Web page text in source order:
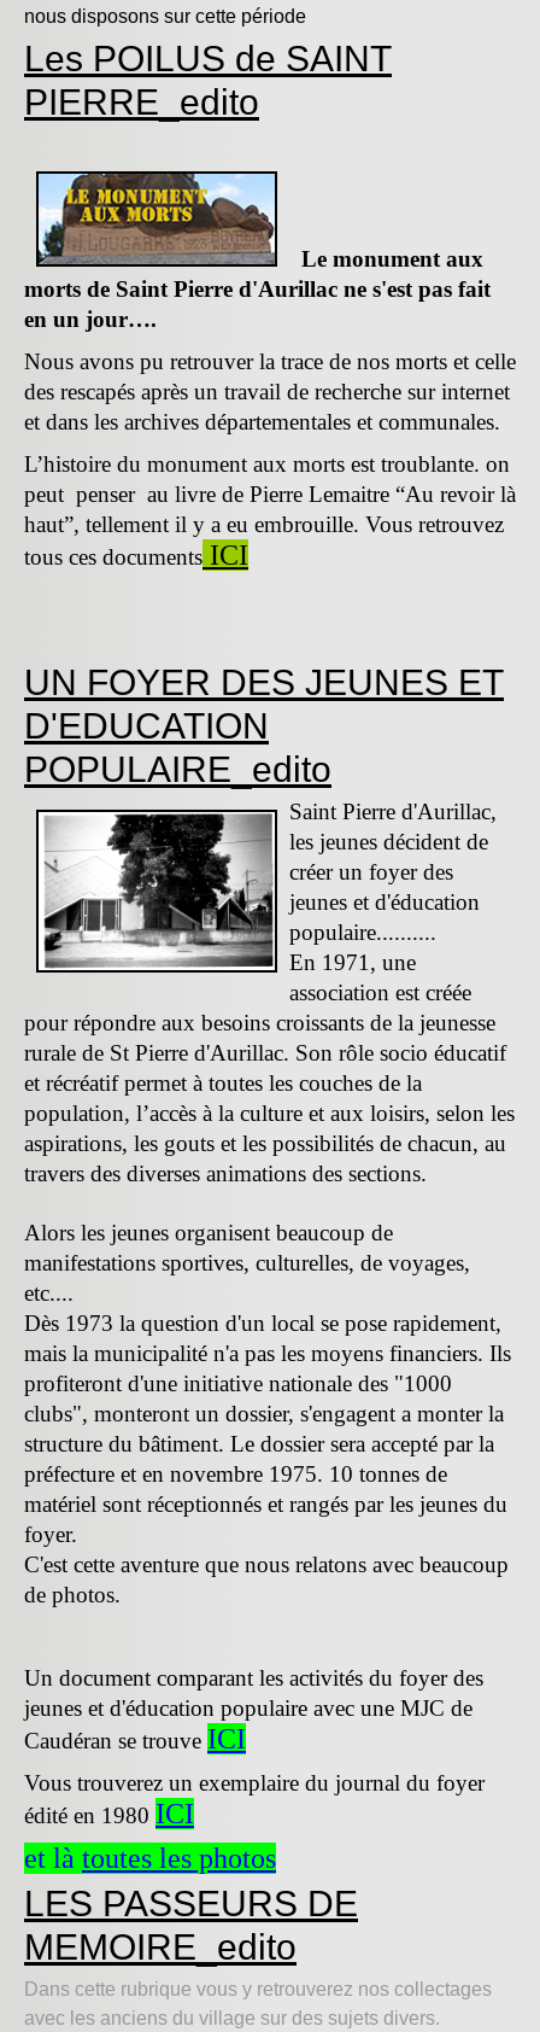
nous disposons sur cette période
Les POILUS de SAINT
PIERRE_edito
Le monument aux
morts de Saint Pierre d'Aurillac ne s'est pas fait
en un jour….
Nous avons pu retrouver la trace de nos morts et celle
des rescapés après un travail de recherche sur internet
et dans les archives départementales et communales.
L’histoire du monument aux morts est troublante. on
peut penser au livre de Pierre Lemaitre “Au revoir là
haut”, tellement il y a eu embrouille. Vous retrouvez
tous ces documents ICI
UN FOYER DES JEUNES ET
D'EDUCATION
POPULAIRE_edito
Saint Pierre d'Aurillac,
les jeunes décident de
créer un foyer des
jeunes et d'éducation
populaire..........
En 1971, une
association est créée
pour répondre aux besoins croissants de la jeunesse
rurale de St Pierre d'Aurillac. Son rôle socio éducatif
et récréatif permet à toutes les couches de la
population, l’accès à la culture et aux loisirs, selon les
aspirations, les gouts et les possibilités de chacun, au
travers des diverses animations des sections.
Alors les jeunes organisent beaucoup de
manifestations sportives, culturelles, de voyages,
etc....
Dès 1973 la question d'un local se pose rapidement,
mais la municipalité n'a pas les moyens financiers. Ils
profiteront d'une initiative nationale des "1000
clubs", monteront un dossier, s'engagent a monter la
structure du bâtiment. Le dossier sera accepté par la
préfecture et en novembre 1975. 10 tonnes de
matériel sont réceptionnés et rangés par les jeunes du
foyer.
C'est cette aventure que nous relatons avec beaucoup
de photos.
Un document comparant les activités du foyer des
jeunes et d'éducation populaire avec une MJC de
Caudéran se trouve ICI
Vous trouverez un exemplaire du journal du foyer
édité en 1980 ICI
et là toutes les photos
LES PASSEURS DE
MEMOIRE_edito
Dans cette rubrique vous y retrouverez nos collectages
avec les anciens du village sur des sujets divers.